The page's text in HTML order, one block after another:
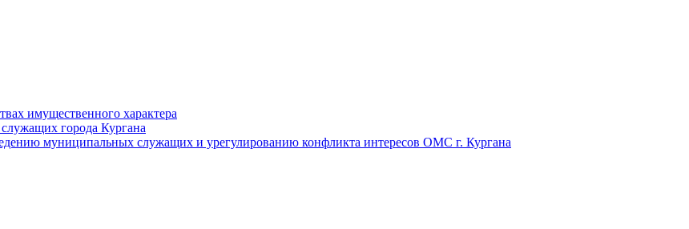
имущественного характера
города Кургана
муниципальных служащих и урегулированию конфликта интересов ОМС г. Кургана